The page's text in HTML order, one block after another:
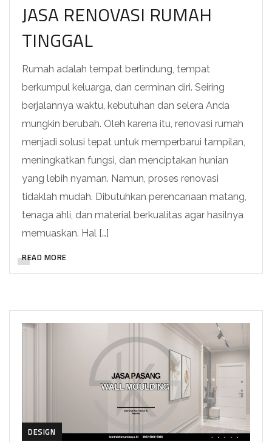
JASA RENOVASI RUMAH
TINGGAL
Rumah adalah tempat berlindung, tempat
berkumpul keluarga, dan cerminan diri. Seiring
berjalannya waktu, kebutuhan dan selera Anda
mungkin berubah. Oleh karena itu, renovasi rumah
menjadi solusi tepat untuk memperbarui tampilan,
meningkatkan fungsi, dan menciptakan hunian
yang lebih nyaman. Namun, proses renovasi
tidaklah mudah. Dibutuhkan perencanaan matang,
tenaga ahli, dan material berkualitas agar hasilnya
memuaskan. Hal […]
READ MORE
DESIGN